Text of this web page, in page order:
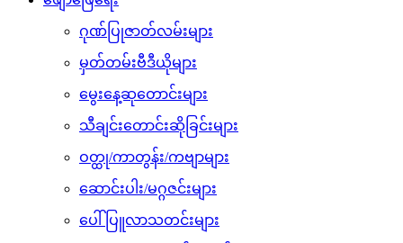
ဂုဏ်ပြုဇာတ်လမ်းများ
မှတ်တမ်းဗီဒီယိုများ
မွေးနေ့ဆုတောင်းများ
သီချင်းတောင်းဆိုခြင်းများ
ဝတ္ထု/ကာတွန်း/ကဗျာများ
ဆောင်းပါး/မဂ္ဂဇင်းများ
ပေါ်ပြူလာသတင်းများ